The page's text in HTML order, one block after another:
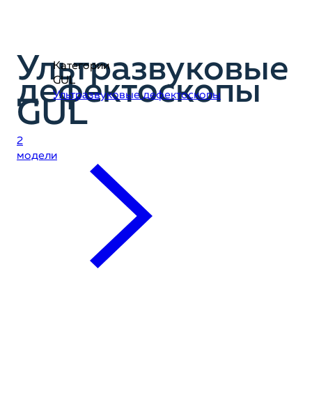
Ультразвуковые
дефектоскопы
GUL
2
модели
Категории
GUL
Ультразвуковые дефектоскопы